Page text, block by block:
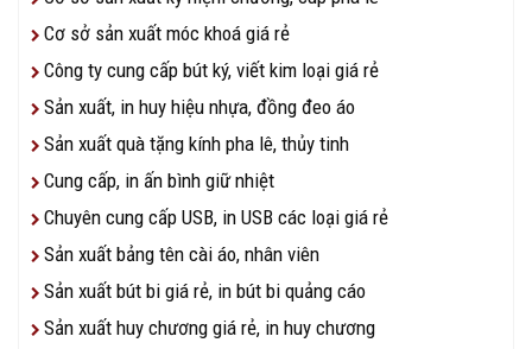
Cơ sở sản xuất móc khoá giá rẻ
Công ty cung cấp bút ký, viết kim loại giá rẻ
Sản xuất, in huy hiệu nhựa, đồng đeo áo
Sản xuất quà tặng kính pha lê, thủy tinh
Cung cấp, in ấn bình giữ nhiệt
Chuyên cung cấp USB, in USB các loại giá rẻ
Sản xuất bảng tên cài áo, nhân viên
Sản xuất bút bi giá rẻ, in bút bi quảng cáo
Sản xuất huy chương giá rẻ, in huy chương